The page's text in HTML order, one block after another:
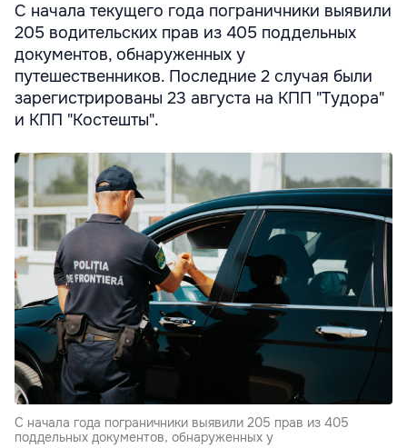
С начала текущего года пограничники выявили
205 водительских прав из 405 поддельных
документов, обнаруженных у
путешественников. Последние 2 случая были
зарегистрированы 23 августа на КПП "Тудора"
и КПП "Костешты".
С начала года пограничники выявили 205 прав из 405
поддельных документов, обнаруженных у